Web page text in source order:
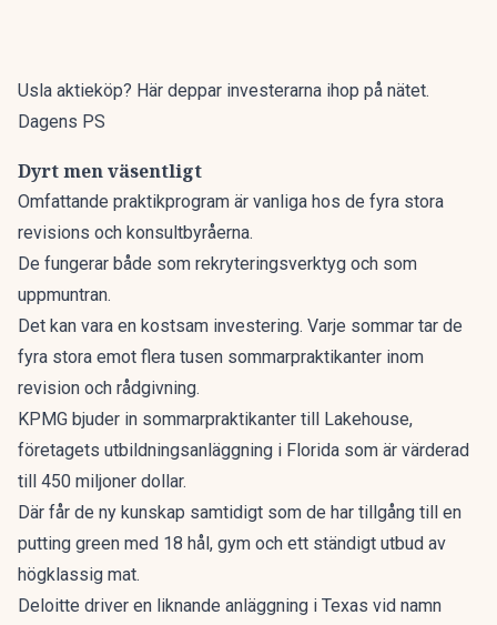
Usla aktieköp? Här deppar investerarna ihop på nätet.
Dagens PS
Dyrt men väsentligt
Omfattande praktikprogram är vanliga hos de fyra stora
revisions och konsultbyråerna.
De fungerar både som rekryteringsverktyg och som
uppmuntran.
Det kan vara en kostsam investering. Varje sommar tar de
fyra stora emot flera tusen sommarpraktikanter inom
revision och rådgivning.
KPMG bjuder in sommarpraktikanter till Lakehouse,
företagets utbildningsanläggning i Florida som är värderad
till 450 miljoner dollar.
Där får de ny kunskap samtidigt som de har tillgång till en
putting green med 18 hål, gym och ett ständigt utbud av
högklassig mat.
Deloitte driver en liknande anläggning i Texas vid namn